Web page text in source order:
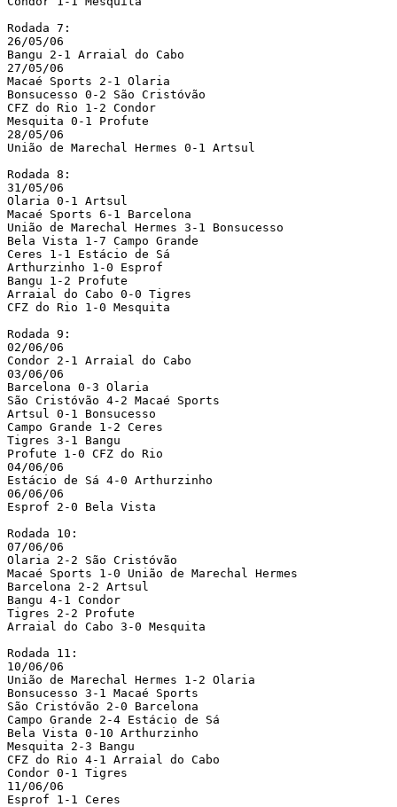
Rodada 7:
26/05/06
Bangu 2-1 Arraial do Cabo
27/05/06
Macaé Sports 2-1 Olaria
Bonsucesso 0-2 São Cristóvão
CFZ do Rio 1-2 Condor
Mesquita 0-1 Profute
28/05/06
União de Marechal Hermes 0-1 Artsul
Rodada 8:
31/05/06
Olaria 0-1 Artsul
Macaé Sports 6-1 Barcelona
União de Marechal Hermes 3-1 Bonsucesso
Bela Vista 1-7 Campo Grande
Ceres 1-1 Estácio de Sá
Arthurzinho 1-0 Esprof
Bangu 1-2 Profute
Arraial do Cabo 0-0 Tigres
CFZ do Rio 1-0 Mesquita
Rodada 9:
02/06/06
Condor 2-1 Arraial do Cabo
03/06/06
Barcelona 0-3 Olaria
São Cristóvão 4-2 Macaé Sports
Artsul 0-1 Bonsucesso
Campo Grande 1-2 Ceres
Tigres 3-1 Bangu
Profute 1-0 CFZ do Rio
04/06/06
Estácio de Sá 4-0 Arthurzinho
06/06/06
Esprof 2-0 Bela Vista
Rodada 10:
07/06/06
Olaria 2-2 São Cristóvão
Macaé Sports 1-0 União de Marechal Hermes
Barcelona 2-2 Artsul
Bangu 4-1 Condor
Tigres 2-2 Profute
Arraial do Cabo 3-0 Mesquita
Rodada 11:
10/06/06
União de Marechal Hermes 1-2 Olaria
Bonsucesso 3-1 Macaé Sports
São Cristóvão 2-0 Barcelona
Campo Grande 2-4 Estácio de Sá
Bela Vista 0-10 Arthurzinho
Mesquita 2-3 Bangu
CFZ do Rio 4-1 Arraial do Cabo
Condor 0-1 Tigres
11/06/06
Esprof 1-1 Ceres